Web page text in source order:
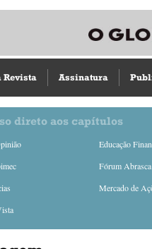
Revista Assinatura
direto aos capítulos
Educação
Fórum Abrasca
Mercado de